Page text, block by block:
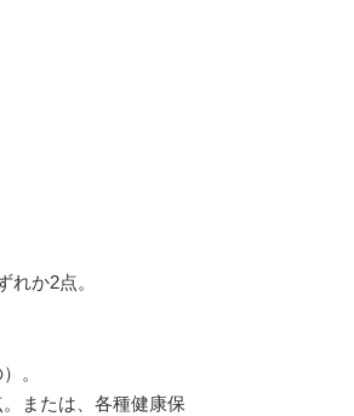
か2点。
。
または、各種健康保